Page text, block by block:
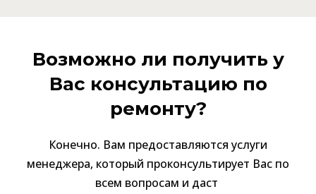
Возможно ли получить у
Вас консультацию по
ремонту?
Конечно. Вам предоставляются услуги
менеджера, который проконсультирует Вас по
всем вопросам и даст